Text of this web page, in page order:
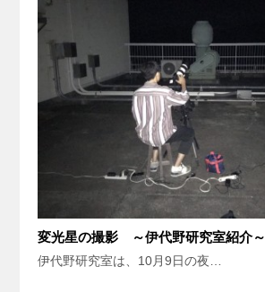
変光星の撮影 ～伊代野研究室紹介～
伊代野研究室は、10月9日の夜…